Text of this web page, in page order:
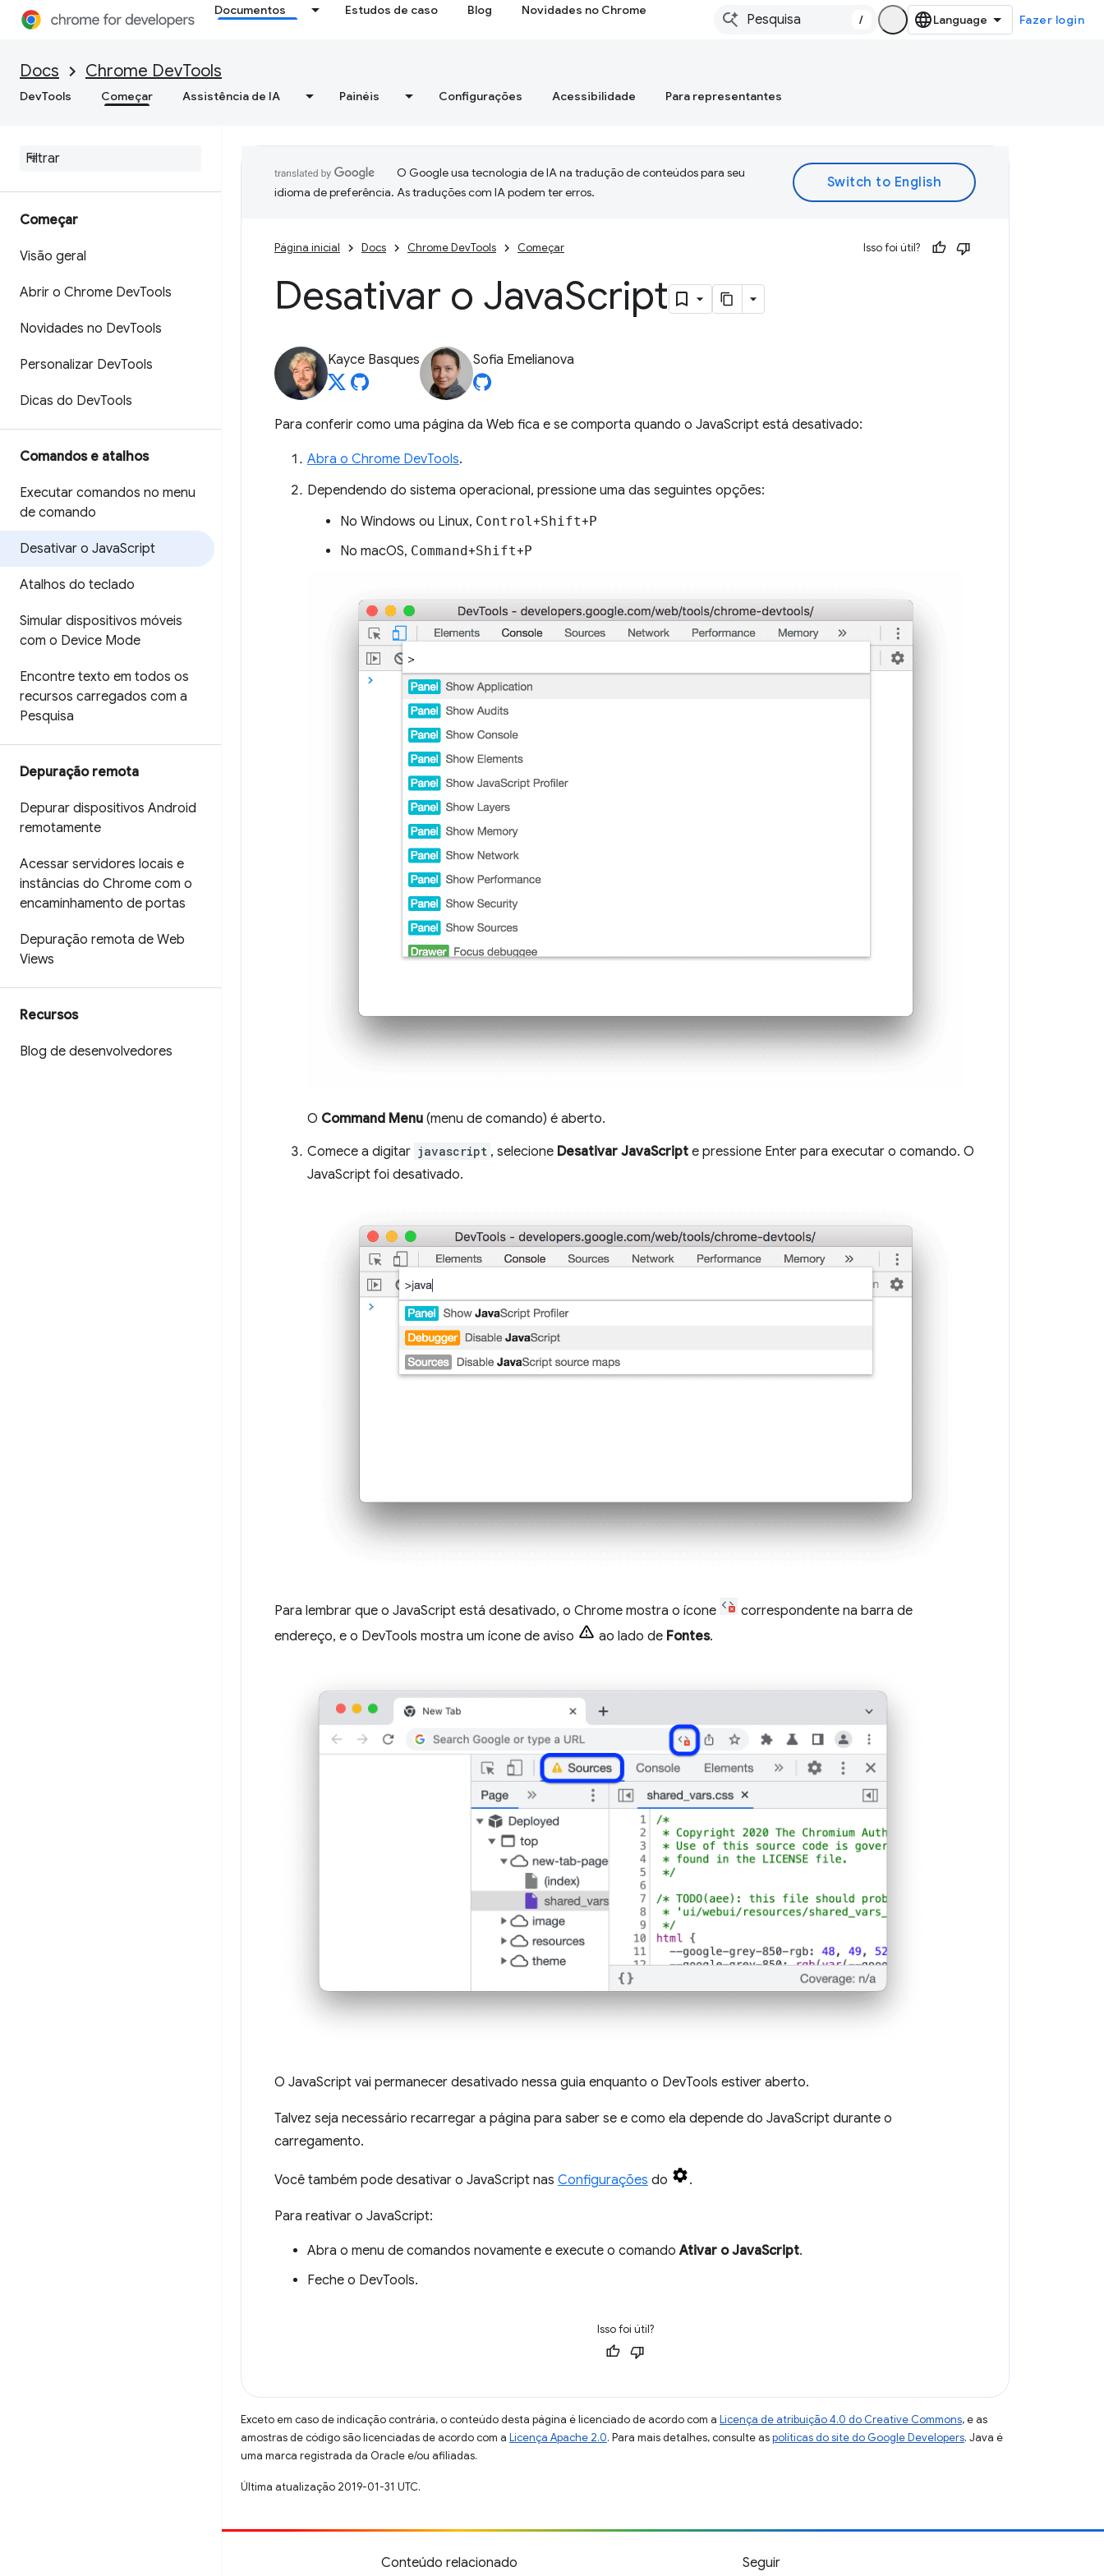
Documentos Estudos de caso Blog Novidades no Chrome
/ Fazer login
Docs Chrome DevTools
DevTools Começar Assistência de IA Painéis Configurações Acessibilidade Para representantes
Começar
Visão geral
Abrir o Chrome DevTools
Novidades no DevTools
Personalizar DevTools
Dicas do DevTools
Comandos e atalhos
Executar comandos no menu
de comando
Desativar o JavaScript
Atalhos do teclado
Simular dispositivos móveis
com o Device Mode
Encontre texto em todos os
recursos carregados com a
Pesquisa
Depuração remota
Depurar dispositivos Android
remotamente
Acessar servidores locais e
instâncias do Chrome com o
encaminhamento de portas
Depuração remota de Web
Views
Recursos
Blog de desenvolvedores
O Google usa tecnologia de IA na tradução de conteúdos para seu
idioma de preferência. As traduções com IA podem ter erros.
Página inicial Docs Chrome DevTools Começar Isso foi útil?
Desativar o JavaScript
Kayce Basques Sofia Emelianova
Para conferir como uma página da Web fica e se comporta quando o JavaScript está desativado:
Abra o Chrome DevTools.
Dependendo do sistema operacional, pressione uma das seguintes opções:
No Windows ou Linux, Control+Shift+P
No macOS, Command+Shift+P
O Command Menu (menu de comando) é aberto.
Comece a digitar javascript , selecione Desativar JavaScript e pressione Enter para executar o comando. O
JavaScript foi desativado.
Para lembrar que o JavaScript está desativado, o Chrome mostra o ícone
correspondente na barra de
endereço, e o DevTools mostra um ícone de aviso
ao lado de Fontes.
O JavaScript vai permanecer desativado nessa guia enquanto o DevTools estiver aberto.
Talvez seja necessário recarregar a página para saber se e como ela depende do JavaScript durante o
carregamento.
Você também pode desativar o JavaScript nas Configurações do .
Para reativar o JavaScript:
Abra o menu de comandos novamente e execute o comandoAtivar o JavaScript.
Feche o DevTools.
Isso foi útil?
Exceto em caso de indicação contrária, o conteúdo desta página é licenciado de acordo com a Licença de atribuição 4.0 do Creative Commons, e as
amostras de código são licenciadas de acordo com a Licença Apache 2.0. Para mais detalhes, consulte aspolíticas do site do Google Developers. Java é
uma marca registrada da Oracle e/ou afiliadas.
Última atualização 2019-01-31 UTC.
Conteúdo relacionado Seguir